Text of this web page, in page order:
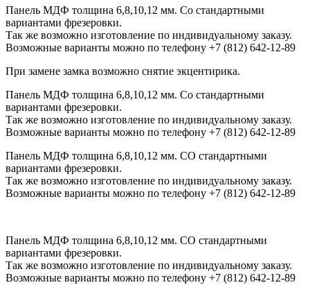
Панель МДФ толщина 6,8,10,12 мм. Со стандартными
вариантами фрезеровки.
Так же возможно изготовление по индивидуальному заказу.
Возможные варианты можно по телефону +7 (812) 642-12-89
При замене замка возможно снятие экцентирика.
Панель МДФ толщина 6,8,10,12 мм. Со стандартными
вариантами фрезеровки.
Так же возможно изготовление по индивидуальному заказу.
Возможные варианты можно по телефону +7 (812) 642-12-89
Панель МДФ толщина 6,8,10,12 мм. СО стандартными
вариантами фрезеровки.
Так же возможно изготовление по индивидуальному заказу.
Возможные варианты можно по телефону +7 (812) 642-12-89
Панель МДФ толщина 6,8,10,12 мм. СО стандартными
вариантами фрезеровки.
Так же возможно изготовление по индивидуальному заказу.
Возможные варианты можно по телефону +7 (812) 642-12-89